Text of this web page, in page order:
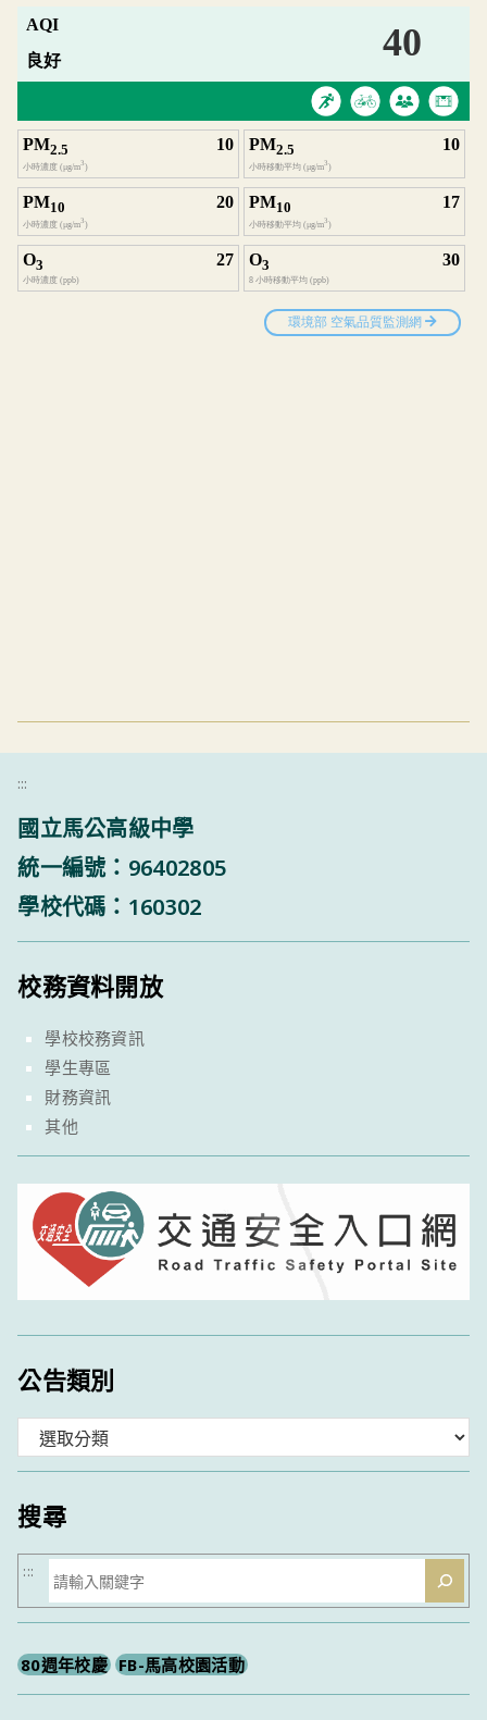
:::
國立馬公高級中學
統一編號：96402805
學校代碼：160302
校務資料開放
學校校務資訊
學生專區
財務資訊
其他
公告類別
類
搜尋
搜
尋
:::
80週年校慶 FB-馬高校園活動